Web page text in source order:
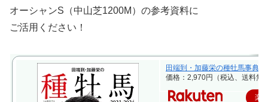
オーシャンS（中山芝1200M）の参考資料に
ご活用ください！
田端到・加藤栄の種牡馬事典
価格：2,970円（税込、送料無
楽